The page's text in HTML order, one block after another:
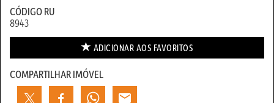
CÓDIGO RU
8943
ADICIONAR AOS FAVORITOS
COMPARTILHAR IMÓVEL